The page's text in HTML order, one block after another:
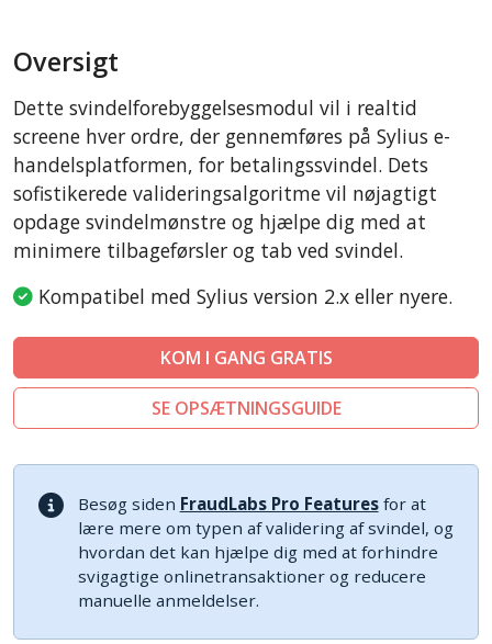
AbanteCart
LiteCart
ZenCart
PinnacleCart
FoxyCart
Easy Digital Downloads
nopCommerce
Ecwid by Lightspeed
Oversigt
Dette svindelforebyggelsesmodul vil i realtid
screene hver ordre, der gennemføres på Sylius e-
handelsplatformen, for betalingssvindel. Dets
sofistikerede valideringsalgoritme vil nøjagtigt
opdage svindelmønstre og hjælpe dig med at
minimere tilbageførsler og tab ved svindel.
Kompatibel med Sylius version 2.x eller nyere.
KOM I GANG GRATIS
SE OPSÆTNINGSGUIDE
Besøg siden FraudLabs Pro Featuresfor at
lære mere om typen af validering af svindel, og
hvordan det kan hjælpe dig med at forhindre
svigagtige onlinetransaktioner og reducere
manuelle anmeldelser.